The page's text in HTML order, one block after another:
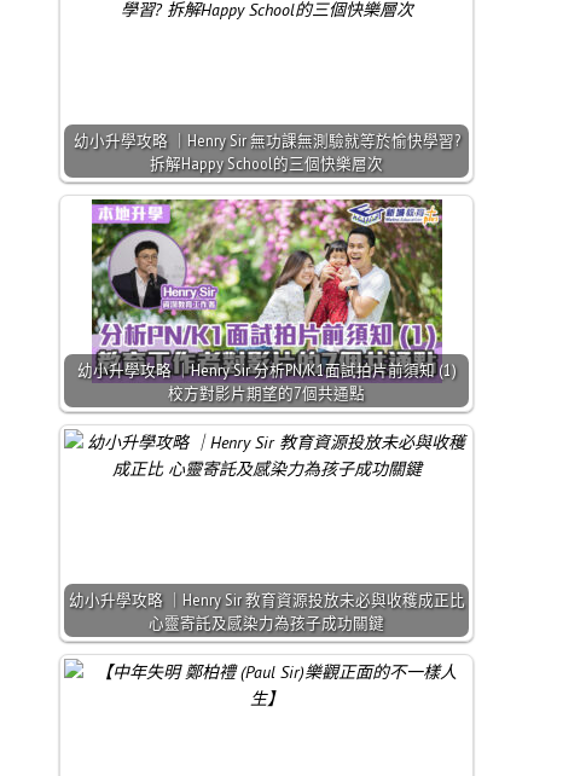
幼小升學攻略 ｜Henry Sir 無功課無測驗就等於愉快學習?
拆解Happy School的三個快樂層次
幼小升學攻略 ｜Henry Sir 分析PN/K1面試拍片前須知 (1)
校方對影片期望的7個共通點
幼小升學攻略 ｜Henry Sir 教育資源投放未必與收穫成正比
心靈寄託及感染力為孩子成功關鍵